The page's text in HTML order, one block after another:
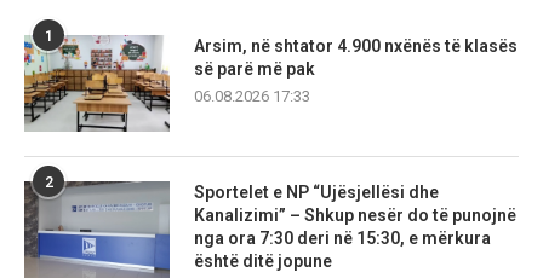
1
Arsim, në shtator 4.900 nxënës të klasës
së parë më pak
06.08.2026 17:33
2
Sportelet e NP “Ujësjellësi dhe
Kanalizimi” – Shkup nesër do të punojnë
nga ora 7:30 deri në 15:30, e mërkura
është ditë jopune